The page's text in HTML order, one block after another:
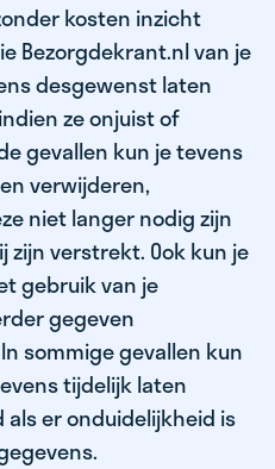
kosten inzicht
Bezorgdekrant.nl van je
desgewenst laten
ze onjuist of
gevallen kun je tevens
verwijderen,
niet langer nodig zijn
zijn verstrekt. Ook kun je
gebruik van je
gegeven
sommige gevallen kun
tijdelijk laten
er onduidelijkheid is